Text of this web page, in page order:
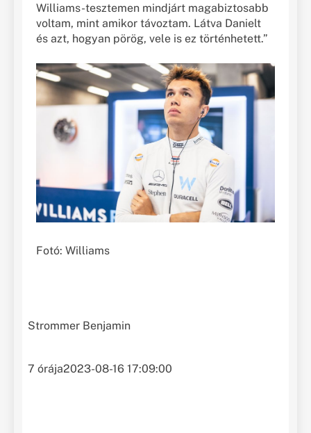
Williams-tesztemen mindjárt magabiztosabb
voltam, mint amikor távoztam. Látva Danielt
és azt, hogyan pörög, vele is ez történhetett.”
Fotó: Williams
Strommer Benjamin
7 órája2023-08-16 17:09:00